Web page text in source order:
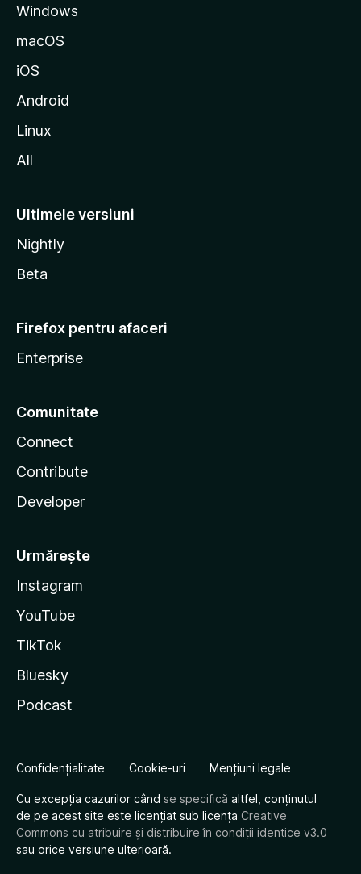
o
l
l
Windows
macOS
iOS
Android
Linux
All
Ultimele versiuni
Nightly
Beta
Firefox pentru afaceri
Enterprise
Comunitate
Connect
Contribute
Developer
Urmărește
Instagram
YouTube
TikTok
Bluesky
Podcast
Confidențialitate Cookie-uri Mențiuni legale
Cu excepția cazurilor când se specifică altfel, conținutul
de pe acest site este licențiat sub licența Creative
Commons cu atribuire și distribuire în condiții identice v3.0
sau orice versiune ulterioară.